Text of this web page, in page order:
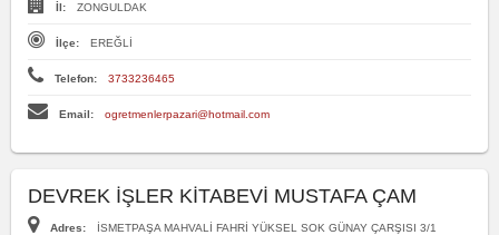
İl: ZONGULDAK
İlçe: EREĞLİ
Telefon: 3733236465
Email: ogretmenlerpazari@hotmail.com
DEVREK İŞLER KİTABEVİ MUSTAFA ÇAM
Adres:
İSMETPAŞA MAHVALİ FAHRİ YÜKSEL SOK GÜNAY ÇARŞISI 3/1